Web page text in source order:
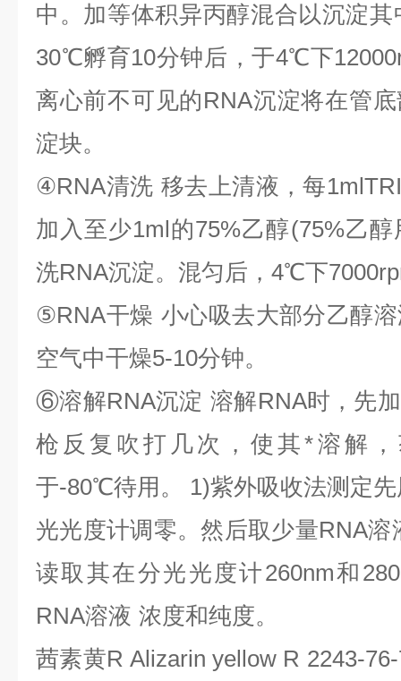
中。加等体积异丙醇混合以沉淀其
30℃孵育10分钟后，于4℃下
离心前不可见的RNA沉淀将在管
淀块。
④RNA清洗 移去上清液，每
加入至少1ml的75%乙醇(75%乙醇
洗RNA沉淀。混匀后， 4℃下
⑤RNA干燥 小心吸去大部分乙醇
空气中干燥5-10分钟。
⑥溶解RNA沉淀 溶解RNA时，先
枪反复吹打几次，使其*溶解
于-80℃待用。 1)紫外吸收法测定
光光度计调零。然后取少量RNA溶
读取其在分光光度计260nm和
RNA溶液 浓度和纯度。
茜素黄R Alizarin yellow R 2243-